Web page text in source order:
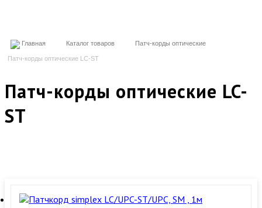
Главная Каталог товаров Патч-корды оптические
Патч-корды оптические LC-ST
Патч-корды оптические LC-
ST